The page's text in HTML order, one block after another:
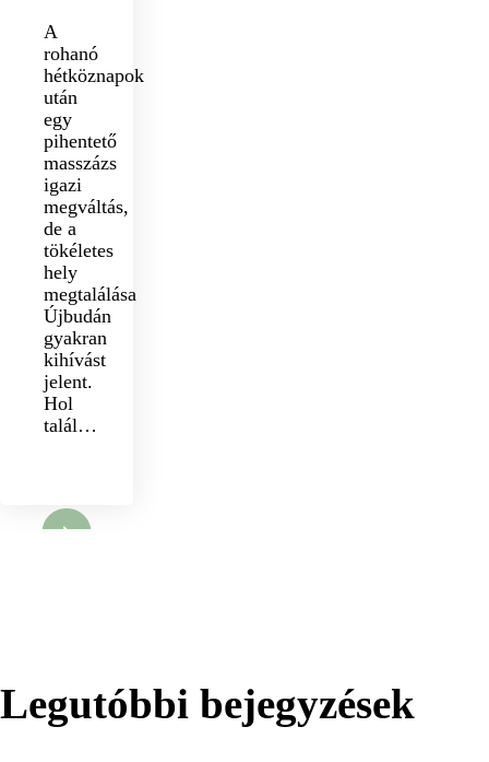
A
rohanó
hétköznapok
után
egy
pihentető
masszázs
igazi
megváltás,
de a
tökéletes
hely
megtalálása
Újbudán
gyakran
kihívást
jelent.
Hol
talál…
Legutóbbi bejegyzések